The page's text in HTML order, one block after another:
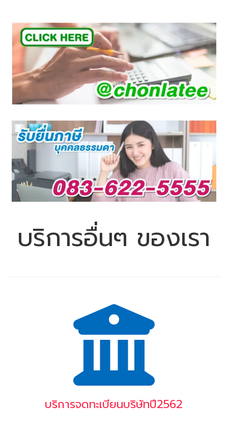
บริการอื่นๆ ของเรา
บริการจดทะเบียนบริษัทปี2562